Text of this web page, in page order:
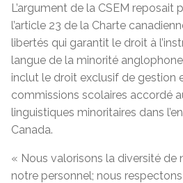
L’argument de la CSEM reposait
l’article 23 de la Charte
libertés qui garantit le droit à
langue de la minorité
inclut le droit exclusif de gestion
commissions scolaires accordé
linguistiques minoritaires dans
Canada.
« Nous valorisons la diversité de
notre personnel; nous